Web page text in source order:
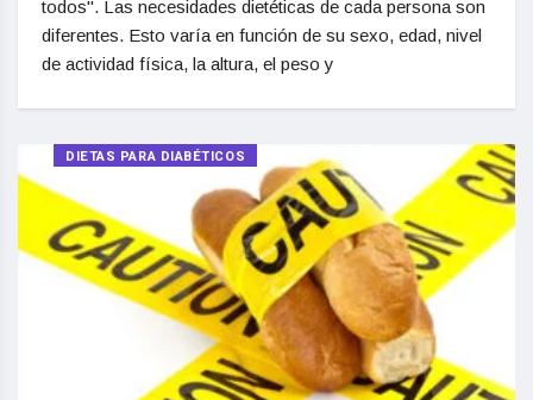
todos". Las necesidades dietéticas de cada persona son
diferentes. Esto varía en función de su sexo, edad, nivel
de actividad física, la altura, el peso y
DIETAS PARA DIABÉTICOS